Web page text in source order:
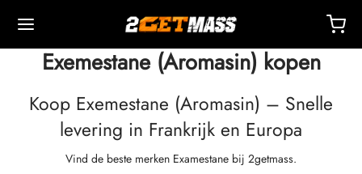
Exemestane (Aromasin) kopen
Koop Exemestane (Aromasin) – Snelle
levering in Frankrijk en Europa
Vind de beste merken Examestane bij 2getmass.